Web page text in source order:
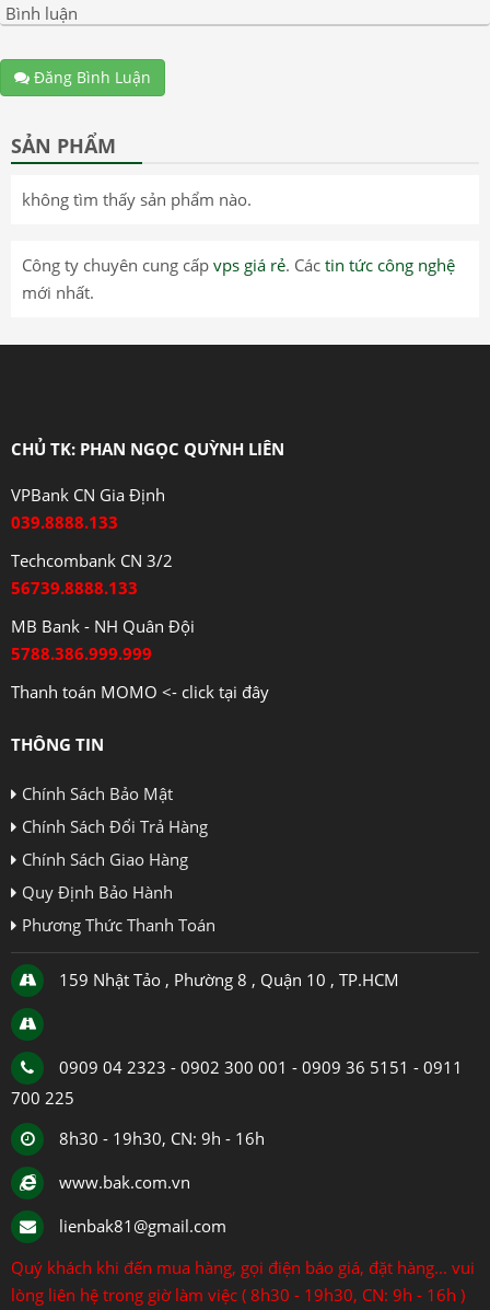
Bình luận
Đăng Bình Luận
SẢN PHẨM
không tìm thấy sản phẩm nào.
Công ty chuyên cung cấp vps giá rẻ. Các tin tức công nghệ
mới nhất.
CHỦ TK: PHAN NGỌC QUỲNH LIÊN
VPBank CN Gia Định
039.8888.133
Techcombank CN 3/2
56739.8888.133
MB Bank - NH Quân Đội
5788.386.999.999
Thanh toán MOMO <- click tại đây
THÔNG TIN
Chính Sách Bảo Mật
Chính Sách Đổi Trả Hàng
Chính Sách Giao Hàng
Quy Định Bảo Hành
Phương Thức Thanh Toán
159 Nhật Tảo , Phường 8 , Quận 10 , TP.HCM
0909 04 2323 - 0902 300 001 - 0909 36 5151 - 0911
700 225
8h30 - 19h30, CN: 9h - 16h
www.bak.com.vn
lienbak81@gmail.com
Quý khách khi đến mua hàng, gọi điện báo giá, đặt hàng... vui
lòng liên hệ trong giờ làm việc ( 8h30 - 19h30, CN: 9h - 16h )